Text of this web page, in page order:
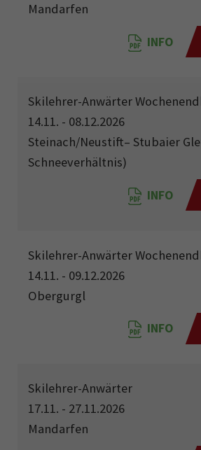
Mandarfen
INFO
Skilehrer-Anwärter
14.11. - 08.12.2026
Steinach/Neustift– Stubaier
Schneeverhältnis)
INFO
Skilehrer-Anwärter
14.11. - 09.12.2026
Obergurgl
INFO
Skilehrer-Anwärter
17.11. - 27.11.2026
Mandarfen